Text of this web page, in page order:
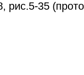
рис.5-35